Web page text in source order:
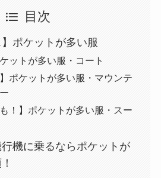
目次
】ポケットが多い服
ケットが多い服・コート
】ポケットが多い服・マウンテ
も！】ポケットが多い服・スー
行機に乗るならポケットが